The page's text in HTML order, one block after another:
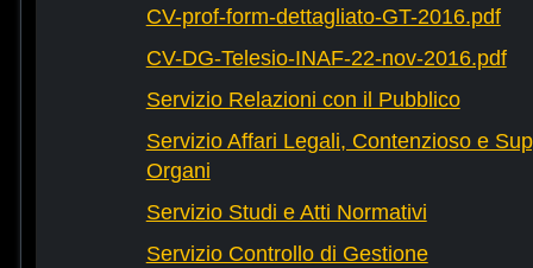
CV-prof-form-dettagliato-GT-2016.pdf
CV-DG-Telesio-INAF-22-nov-2016.pdf
Servizio Relazioni con il Pubblico
Servizio Affari Legali, Contenzioso e
Organi
Servizio Studi e Atti Normativi
Servizio Controllo di Gestione